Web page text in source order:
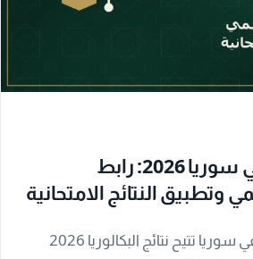
نتائج البكالوريا في سوريا 2026: رابط
وتطبيق النتائج الامتحانية
وزارة التربية والتعليم في سوريا تتيح نتائج البكالوريا 2026